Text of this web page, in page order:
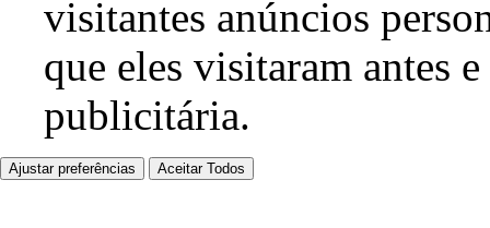
visitantes anúncios
que eles visitaram antes
publicitária.
Ajustar preferências Aceitar Todos